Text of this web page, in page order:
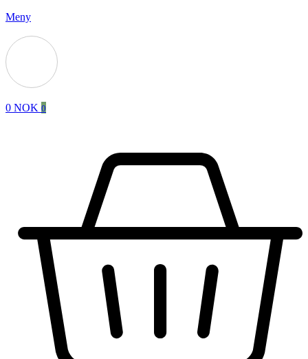
Meny
0 NOK 0